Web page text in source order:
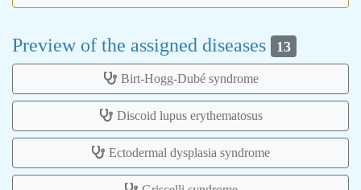
Preview of the assigned diseases 13
Birt-Hogg-Dubé syndrome
Discoid lupus erythematosus
Ectodermal dysplasia syndrome